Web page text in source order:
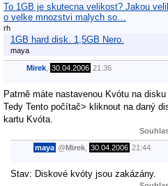
To 1GB je skutecna velikost? Jakou
o velke mnozstvi malych so…
rh
1GB hard disk. 1,5GB Nero.
maya
Mirek 30.04.2006 21:36
Patrně máte nastavenou Kvótu na
Tedy Tento počítač> kliknout na daný
kartu Kvóta.
maya @Mirek 30.04.2006 21:44
Stav: Diskové kvóty jsou zakázány.